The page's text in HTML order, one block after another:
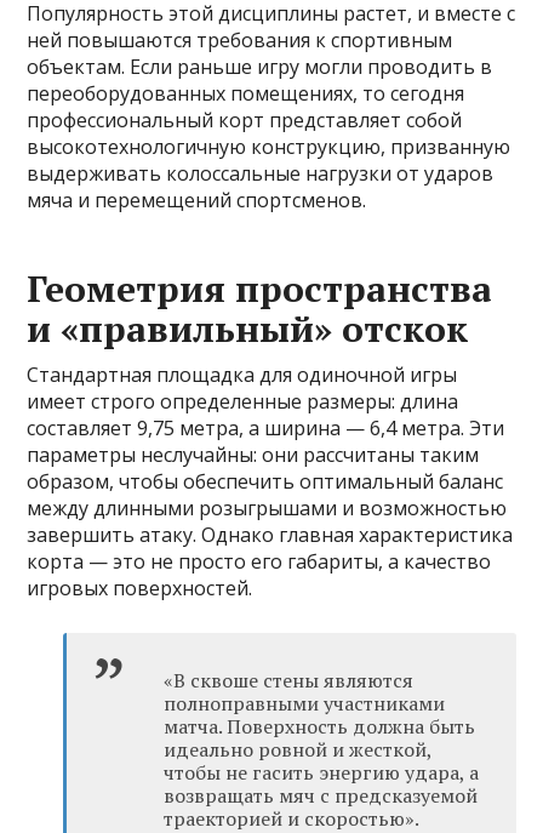
Популярность этой дисциплины растет, и вместе с
ней повышаются требования к спортивным
объектам. Если раньше игру могли проводить в
переоборудованных помещениях, то сегодня
профессиональный корт представляет собой
высокотехнологичную конструкцию, призванную
выдерживать колоссальные нагрузки от ударов
мяча и перемещений спортсменов.
Геометрия пространства
и «правильный» отскок
Стандартная площадка для одиночной игры
имеет строго определенные размеры: длина
составляет 9,75 метра, а ширина — 6,4 метра. Эти
параметры неслучайны: они рассчитаны таким
образом, чтобы обеспечить оптимальный баланс
между длинными розыгрышами и возможностью
завершить атаку. Однако главная характеристика
корта — это не просто его габариты, а качество
игровых поверхностей.
«В сквоше стены являются
полноправными участниками
матча. Поверхность должна быть
идеально ровной и жесткой,
чтобы не гасить энергию удара, а
возвращать мяч с предсказуемой
траекторией и скоростью».